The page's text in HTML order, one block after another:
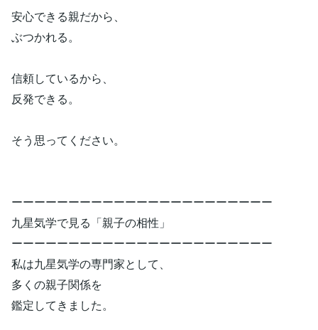
安心できる親だから、
ぶつかれる。
信頼しているから、
反発できる。
そう思ってください。
ーーーーーーーーーーーーーーーーーーーーーーー
九星気学で見る「親子の相性」
ーーーーーーーーーーーーーーーーーーーーーーー
私は九星気学の専門家として、
多くの親子関係を
鑑定してきました。